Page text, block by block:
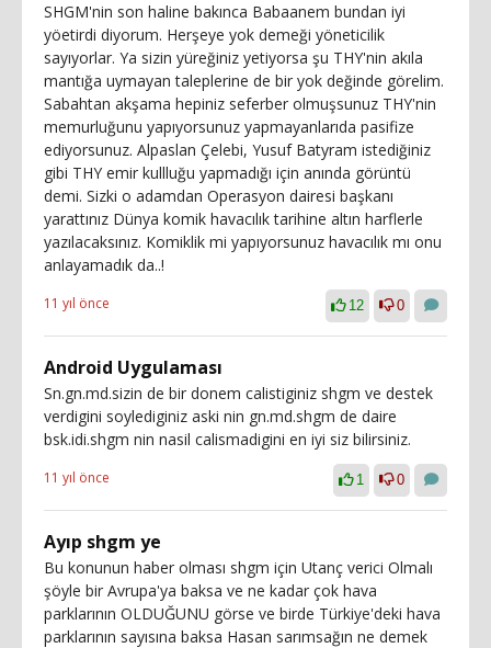
SHGM'nin son haline bakınca Babaanem bundan iyi
yöetirdi diyorum. Herşeye yok demeği yöneticilik
sayıyorlar. Ya sizin yüreğiniz yetiyorsa şu THY'nin akıla
mantığa uymayan taleplerine de bir yok değinde görelim.
Sabahtan akşama hepiniz seferber olmuşsunuz THY'nin
memurluğunu yapıyorsunuz yapmayanlarıda pasifize
ediyorsunuz. Alpaslan Çelebi, Yusuf Batyram istediğiniz
gibi THY emir kullluğu yapmadığı için anında görüntü
demi. Sizki o adamdan Operasyon dairesi başkanı
yarattınız Dünya komik havacılık tarihine altın harflerle
yazılacaksınız. Komiklik mi yapıyorsunuz havacılık mı onu
anlayamadık da..!
11 yıl önce 12 0
Android Uygulaması
Sn.gn.md.sizin de bir donem calistiginiz shgm ve destek
verdigini soylediginiz aski nin gn.md.shgm de daire
bsk.idi.shgm nin nasil calismadigini en iyi siz bilirsiniz.
11 yıl önce 1 0
Ayıp shgm ye
Bu konunun haber olması shgm için Utanç verici Olmalı
şöyle bir Avrupa'ya baksa ve ne kadar çok hava
parklarının OLDUĞUNU görse ve birde Türkiye'deki hava
parklarının sayısına baksa Hasan sarımsağın ne demek